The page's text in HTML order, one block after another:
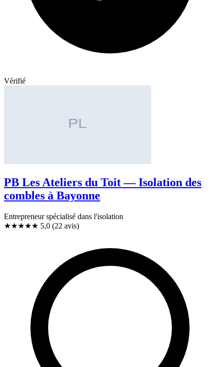
Vérifié
PB Les Ateliers du Toit — Isolation des
combles à Bayonne
Entrepreneur spécialisé dans l'isolation
★★★★★ 5,0 (22 avis)